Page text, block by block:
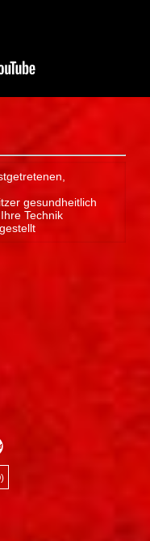
gesundheitlich
Technik